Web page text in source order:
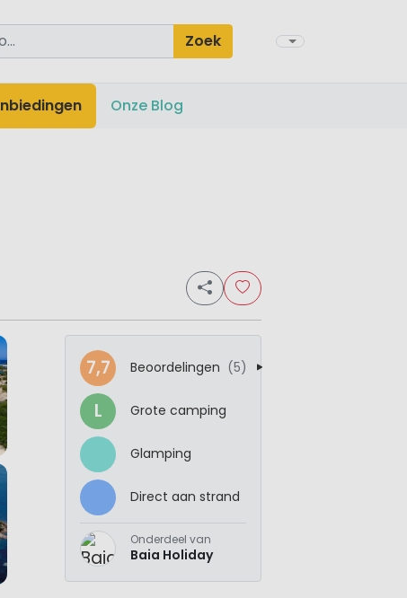
Zoek
Onze Blog
7,7 Beoordelingen (5)
L Grote camping
Glamping
Direct aan strand
Onderdeel van
Baia Holiday